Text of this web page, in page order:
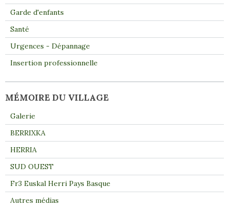
Garde d'enfants
Santé
Urgences - Dépannage
Insertion professionnelle
MÉMOIRE DU VILLAGE
Galerie
BERRIXKA
HERRIA
SUD OUEST
Fr3 Euskal Herri Pays Basque
Autres médias